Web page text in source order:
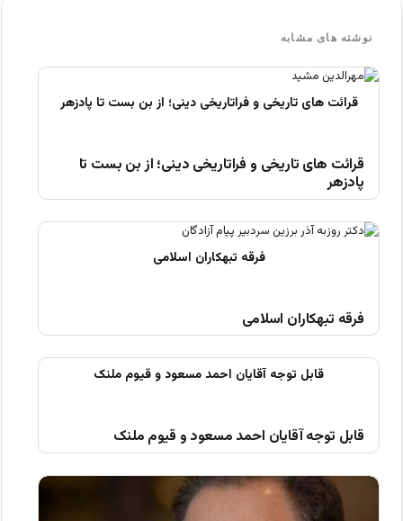
نوشته های مشابه
قرائت های تاریخی و فراتاریخی دینی؛ از بن بست تا
پادزهر
فرقه تبهکاران اسلامی
قابل توجه آقایان احمد مسعود و قیوم ملنک